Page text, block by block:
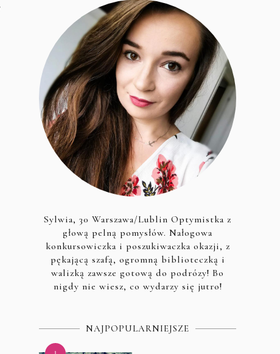
Sylwia, 30 Warszawa/Lublin Optymistka z
głową pelną pomysłów. Nałogowa
konkursowiczka i poszukiwaczka okazji, z
pękającą szafą, ogromną biblioteczką i
walizką zawsze gotową do podrózy! Bo
nigdy nie wiesz, co wydarzy się jutro!
NAJPOPULARNIEJSZE